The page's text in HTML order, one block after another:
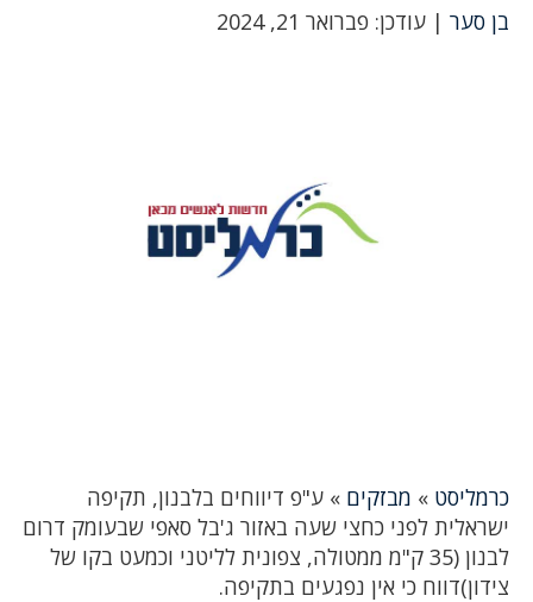
בן סער | עודכן: פברואר 21, 2024
כרמליסט » מבזקים » ע"פ דיווחים בלבנון, תקיפה
ישראלית לפני כחצי שעה באזור ג'בל סאפי שבעומק דרום
לבנון (35 ק"מ ממטולה, צפונית לליטני וכמעט בקו של
צידון)דווח כי אין נפגעים בתקיפה.